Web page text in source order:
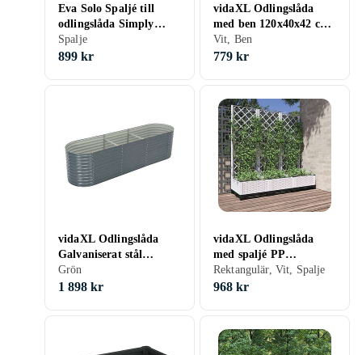
Eva Solo Spaljé till
odlingslåda Simply
Grow
Spalje
899 kr
vidaXL Odlingslåda
med ben 120x40x42 cm
PP 367899
Vit, Ben
779 kr
vidaXL Odlingslåda
Galvaniserat stål
320x80x81cm Grå 45522
Grön
1 898 kr
vidaXL Odlingslåda
med spaljé PP
120x40x121,5cm Vit
153283
Rektangulär, Vit, Spalje
968 kr